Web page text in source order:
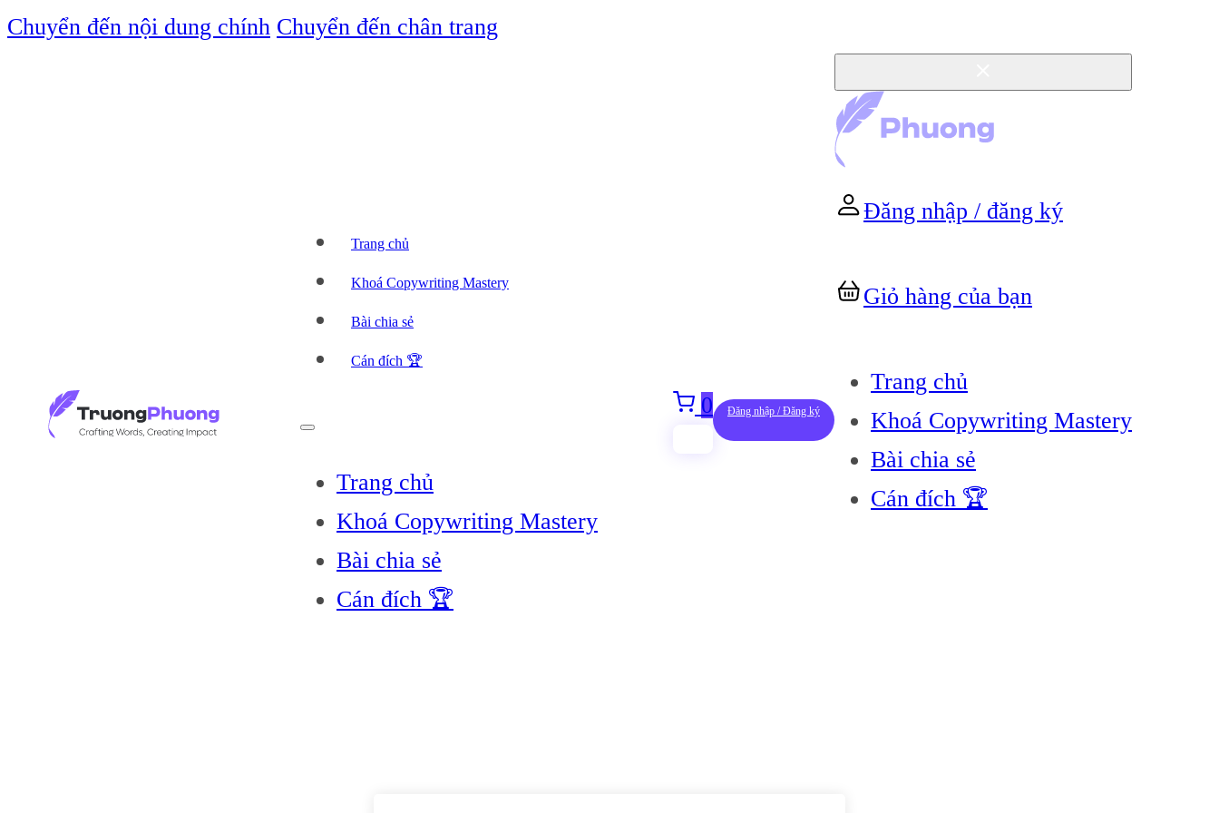
Chuyển đến nội dung chính Chuyển đến chân trang
Trang chủ
Khoá Copywriting Mastery
Bài chia sẻ
Cán đích 🏆
Trang chủ
Khoá Copywriting Mastery
Bài chia sẻ
Cán đích 🏆
0 Đăng nhập / Đăng ký
Đăng nhập / đăng ký
Giỏ hàng của bạn
Trang chủ
Khoá Copywriting Mastery
Bài chia sẻ
Cán đích 🏆